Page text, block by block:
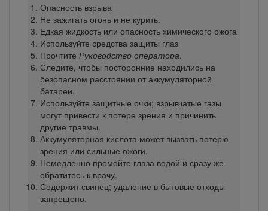
Опасность взрыва
Не зажигать огонь и не курить.
Едкая жидкость или опасность химического ожога
Используйте средства защиты глаз
Прочтите Руководство оператора.
Следите, чтобы посторонние находились на
безопасном расстоянии от аккумуляторной
батареи.
Используйте защитные очки; взрывчатые газы
могут привести к потере зрения и причинить
другие травмы.
Аккумуляторная кислота может вызвать потерю
зрения или сильные ожоги.
Немедленно промойте глаза водой и сразу же
обратитесь к врачу.
Содержит свинец; удаление в бытовые отходы
запрещено.